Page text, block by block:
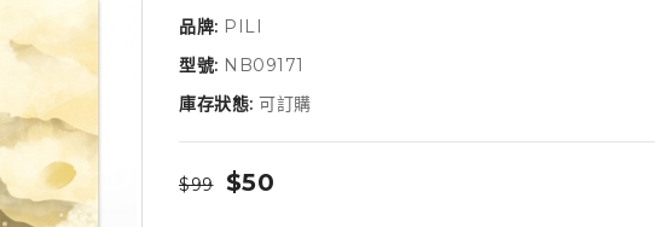
品牌: PILI
型號: NB09171
庫存狀態: 可訂購
$99 $50